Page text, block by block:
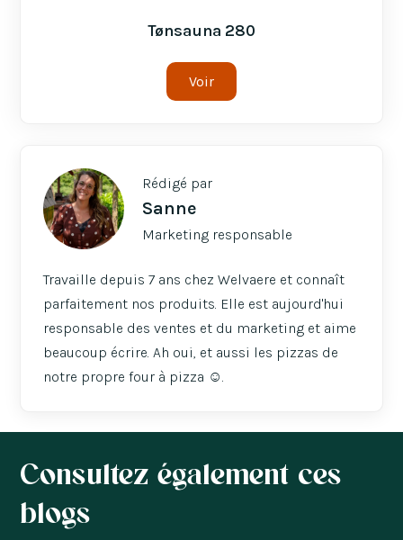
Tønsauna 280
Voir
Rédigé par
Sanne
Marketing responsable
Travaille depuis 7 ans chez Welvaere et connaît
parfaitement nos produits. Elle est aujourd'hui
responsable des ventes et du marketing et aime
beaucoup écrire. Ah oui, et aussi les pizzas de
notre propre four à pizza ☺️.
Consultez également ces
blogs